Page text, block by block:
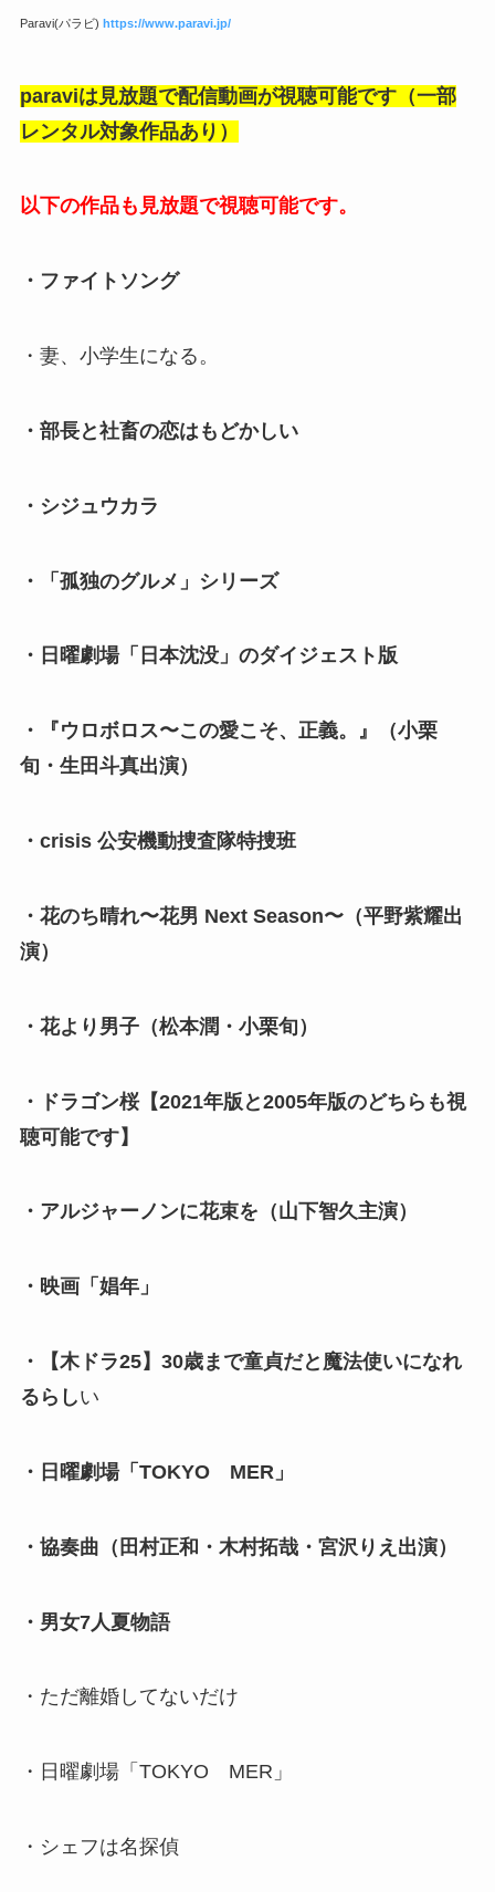
Paravi(パラビ) https://www.paravi.jp/
paraviは見放題で配信動画が視聴可能です（一部
レンタル対象作品あり）
以下の作品も見放題で視聴可能です。
・ファイトソング
・妻、小学生になる。
・部長と社畜の恋はもどかしい
・シジュウカラ
・「孤独のグルメ」シリーズ
・日曜劇場「日本沈没」のダイジェスト版
・『ウロボロス〜この愛こそ、正義。』（小栗
旬・生田斗真出演）
・crisis 公安機動捜査隊特捜班
・花のち晴れ〜花男 Next Season〜（平野紫耀出
演）
・花より男子（松本潤・小栗旬）
・ドラゴン桜【2021年版と2005年版のどちらも視
聴可能です】
・アルジャーノンに花束を（山下智久主演）
・映画「娼年」
・【木ドラ25】30歳まで童貞だと魔法使いになれ
るらしい
・日曜劇場「TOKYO MER」
・協奏曲（田村正和・木村拓哉・宮沢りえ出演）
・男女7人夏物語
・ただ離婚してないだけ
・日曜劇場「TOKYO MER」
・シェフは名探偵